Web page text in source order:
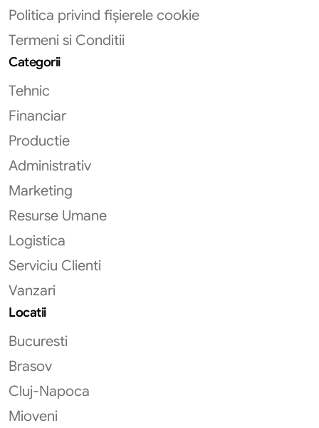
Politica privind fișierele cookie
Termeni si Conditii
Categorii
Tehnic
Financiar
Productie
Administrativ
Marketing
Resurse Umane
Logistica
Serviciu Clienti
Vanzari
Locatii
Bucuresti
Brasov
Cluj-Napoca
Mioveni